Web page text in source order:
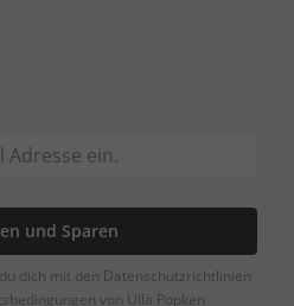
und Sparen
dich mit den Datenschutzrichtlinien
von Ulla Popken